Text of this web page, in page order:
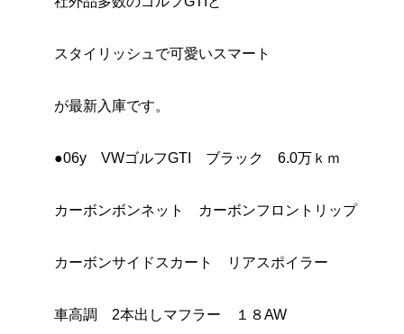
スタイリッシュで可愛いスマート
が最新入庫です。
●06y VWゴルフGTI ブラック 6.0万ｋｍ
カーボンボンネット カーボンフロントリップ
カーボンサイドスカート リアスポイラー
車高調 2本出しマフラー １８AW